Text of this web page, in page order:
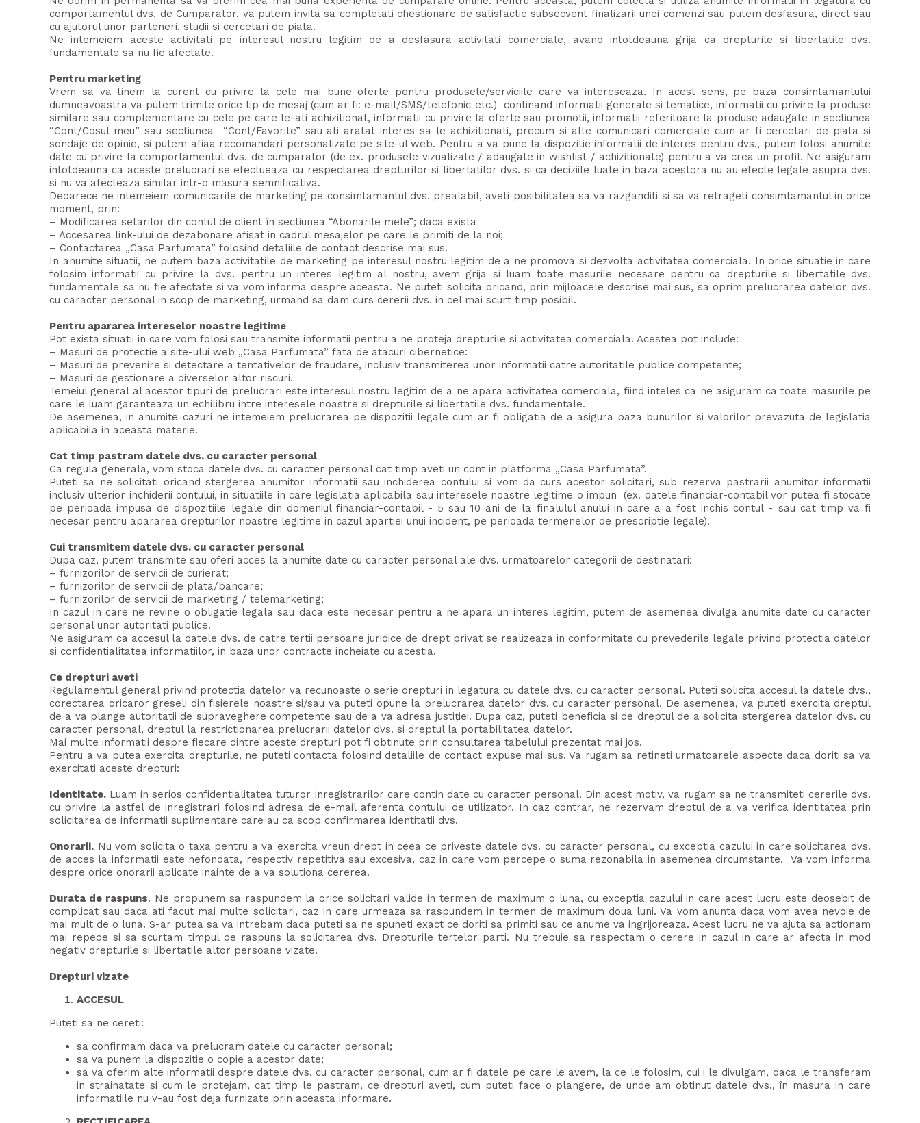
comportamentul dvs. de Cumparator, va putem invita sa completati chestionare de satisfactie subsecvent finalizarii unei comenzi sau putem desfasura, direct sau
cu ajutorul unor parteneri, studii si cercetari de piata.
Ne intemeiem aceste activitati pe interesul nostru legitim de a desfasura activitati comerciale, avand intotdeauna grija ca drepturile si libertatile dvs.
fundamentale sa nu fie afectate.
Pentru marketing
Vrem sa va tinem la curent cu privire la cele mai bune oferte pentru produsele/serviciile care va intereseaza. In acest sens, pe baza consimtamantului
dumneavoastra va putem trimite orice tip de mesaj (cum ar fi: e-mail/SMS/telefonic etc.) continand informatii generale si tematice, informatii cu privire la produse
similare sau complementare cu cele pe care le-ati achizitionat, informatii cu privire la oferte sau promotii, informatii referitoare la produse adaugate in sectiunea
“Cont/Cosul meu” sau sectiunea “Cont/Favorite” sau ati aratat interes sa le achizitionati, precum si alte comunicari comerciale cum ar fi cercetari de piata si
sondaje de opinie, si putem afiaa recomandari personalizate pe site-ul web. Pentru a va pune la dispozitie informatii de interes pentru dvs., putem folosi anumite
date cu privire la comportamentul dvs. de cumparator (de ex. produsele vizualizate / adaugate in wishlist / achizitionate) pentru a va crea un profil. Ne asiguram
intotdeauna ca aceste prelucrari se efectueaza cu respectarea drepturilor si libertatilor dvs. si ca deciziile luate in baza acestora nu au efecte legale asupra dvs.
si nu va afecteaza similar intr-o masura semnificativa.
Deoarece ne intemeiem comunicarile de marketing pe consimtamantul dvs. prealabil, aveti posibilitatea sa va razganditi si sa va retrageti consimtamantul in orice
moment, prin:
– Modificarea setarilor din contul de client în sectiunea “Abonarile mele”; daca exista
– Accesarea link-ului de dezabonare afisat in cadrul mesajelor pe care le primiti de la noi;
– Contactarea „Casa Parfumata” folosind detaliile de contact descrise mai sus.
In anumite situatii, ne putem baza activitatile de marketing pe interesul nostru legitim de a ne promova si dezvolta activitatea comerciala. In orice situatie in care
folosim informatii cu privire la dvs. pentru un interes legitim al nostru, avem grija si luam toate masurile necesare pentru ca drepturile si libertatile dvs.
fundamentale sa nu fie afectate si va vom informa despre aceasta. Ne puteti solicita oricand, prin mijloacele descrise mai sus, sa oprim prelucrarea datelor dvs.
cu caracter personal in scop de marketing, urmand sa dam curs cererii dvs. in cel mai scurt timp posibil.
Pentru apararea intereselor noastre legitime
Pot exista situatii in care vom folosi sau transmite informatii pentru a ne proteja drepturile si activitatea comerciala. Acestea pot include:
– Masuri de protectie a site-ului web „Casa Parfumata” fata de atacuri cibernetice:
– Masuri de prevenire si detectare a tentativelor de fraudare, inclusiv transmiterea unor informatii catre autoritatile publice competente;
– Masuri de gestionare a diverselor altor riscuri.
Temeiul general al acestor tipuri de prelucrari este interesul nostru legitim de a ne apara activitatea comerciala, fiind inteles ca ne asiguram ca toate masurile pe
care le luam garanteaza un echilibru intre interesele noastre si drepturile si libertatile dvs. fundamentale.
De asemenea, in anumite cazuri ne intemeiem prelucrarea pe dispozitii legale cum ar fi obligatia de a asigura paza bunurilor si valorilor prevazuta de legislatia
aplicabila in aceasta materie.
Cat timp pastram datele dvs. cu caracter personal
Ca regula generala, vom stoca datele dvs. cu caracter personal cat timp aveti un cont in platforma „Casa Parfumata”.
Puteti sa ne solicitati oricand stergerea anumitor informatii sau inchiderea contului si vom da curs acestor solicitari, sub rezerva pastrarii anumitor informatii
inclusiv ulterior inchiderii contului, in situatiile in care legislatia aplicabila sau interesele noastre legitime o impun (ex. datele financiar-contabil vor putea fi stocate
pe perioada impusa de dispozitiile legale din domeniul financiar-contabil - 5 sau 10 ani de la finalulul anului in care a a fost inchis contul - sau cat timp va fi
necesar pentru apararea drepturilor noastre legitime in cazul apartiei unui incident, pe perioada termenelor de prescriptie legale).
Cui transmitem datele dvs. cu caracter personal
Dupa caz, putem transmite sau oferi acces la anumite date cu caracter personal ale dvs. urmatoarelor categorii de destinatari:
– furnizorilor de servicii de curierat;
– furnizorilor de servicii de plata/bancare;
– furnizorilor de servicii de marketing / telemarketing;
In cazul in care ne revine o obligatie legala sau daca este necesar pentru a ne apara un interes legitim, putem de asemenea divulga anumite date cu caracter
personal unor autoritati publice.
Ne asiguram ca accesul la datele dvs. de catre tertii persoane juridice de drept privat se realizeaza in conformitate cu prevederile legale privind protectia datelor
si confidentialitatea informatiilor, in baza unor contracte incheiate cu acestia.
Ce drepturi aveti
Regulamentul general privind protectia datelor va recunoaste o serie drepturi in legatura cu datele dvs. cu caracter personal. Puteti solicita accesul la datele dvs.,
corectarea oricaror greseli din fisierele noastre si/sau va puteti opune la prelucrarea datelor dvs. cu caracter personal. De asemenea, va puteti exercita dreptul
de a va plange autoritatii de supraveghere competente sau de a va adresa justiției. Dupa caz, puteti beneficia si de dreptul de a solicita stergerea datelor dvs. cu
caracter personal, dreptul la restrictionarea prelucrarii datelor dvs. si dreptul la portabilitatea datelor.
Mai multe informatii despre fiecare dintre aceste drepturi pot fi obtinute prin consultarea tabelului prezentat mai jos.
Pentru a va putea exercita drepturile, ne puteti contacta folosind detaliile de contact expuse mai sus. Va rugam sa retineti urmatoarele aspecte daca doriti sa va
exercitati aceste drepturi:
Identitate. Luam in serios confidentialitatea tuturor inregistrarilor care contin date cu caracter personal. Din acest motiv, va rugam sa ne transmiteti cererile dvs.
cu privire la astfel de inregistrari folosind adresa de e-mail aferenta contului de utilizator. In caz contrar, ne rezervam dreptul de a va verifica identitatea prin
solicitarea de informatii suplimentare care au ca scop confirmarea identitatii dvs.
Onorarii. Nu vom solicita o taxa pentru a va exercita vreun drept in ceea ce priveste datele dvs. cu caracter personal, cu exceptia cazului in care solicitarea dvs.
de acces la informatii este nefondata, respectiv repetitiva sau excesiva, caz in care vom percepe o suma rezonabila in asemenea circumstante. Va vom informa
despre orice onorarii aplicate inainte de a va solutiona cererea.
Durata de raspuns. Ne propunem sa raspundem la orice solicitari valide in termen de maximum o luna, cu exceptia cazului in care acest lucru este deosebit de
complicat sau daca ati facut mai multe solicitari, caz in care urmeaza sa raspundem in termen de maximum doua luni. Va vom anunta daca vom avea nevoie de
mai mult de o luna. S-ar putea sa va intrebam daca puteti sa ne spuneti exact ce doriti sa primiti sau ce anume va ingrijoreaza. Acest lucru ne va ajuta sa actionam
mai repede si sa scurtam timpul de raspuns la solicitarea dvs. Drepturile tertelor parti. Nu trebuie sa respectam o cerere in cazul in care ar afecta in mod
negativ drepturile si libertatile altor persoane vizate.
Drepturi vizate
ACCESUL
Puteti sa ne cereti:
sa confirmam daca va prelucram datele cu caracter personal;
sa va punem la dispozitie o copie a acestor date;
sa va oferim alte informatii despre datele dvs. cu caracter personal, cum ar fi datele pe care le avem, la ce le folosim, cui i le divulgam, daca le transferam
in strainatate si cum le protejam, cat timp le pastram, ce drepturi aveti, cum puteti face o plangere, de unde am obtinut datele dvs., în masura in care
informatiile nu v-au fost deja furnizate prin aceasta informare.